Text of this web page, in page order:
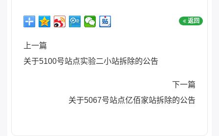
返回
上一篇
关于5100号站点实验二小站拆除的公告
下一篇
关于5067号站点亿佰家站拆除的公告